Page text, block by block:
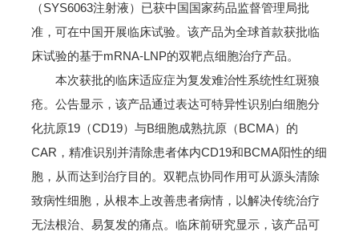
（SYS6063注射液）已获中国国家药品监督管理局批
准，可在中国开展临床试验。该产品为全球首款获批临
床试验的基于mRNA-LNP的双靶点细胞治疗产品。
本次获批的临床适应症为复发难治性系统性红斑狼
疮。公告显示，该产品通过表达可特异性识别白细胞分
化抗原19（CD19）与B细胞成熟抗原（BCMA）的
CAR，精准识别并清除患者体内CD19和BCMA阳性的细
胞，从而达到治疗目的。双靶点协同作用可从源头清除
致病性细胞，从根本上改善患者病情，以解决传统治疗
无法根治、易复发的痛点。临床前研究显示，该产品可